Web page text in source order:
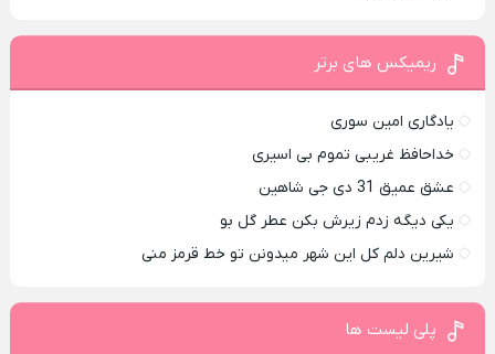
ریمیکس های برتر
یادگاری امین سوری
خداحافظ غریبی تموم بی اسیری
عشق عمیق 31 دی جی شاهین
یکی دیگه زدم زیرش بکن عطر گل بو
شیرین دلم کل این شهر میدونن تو خط قرمز منی
پلی لیست ها